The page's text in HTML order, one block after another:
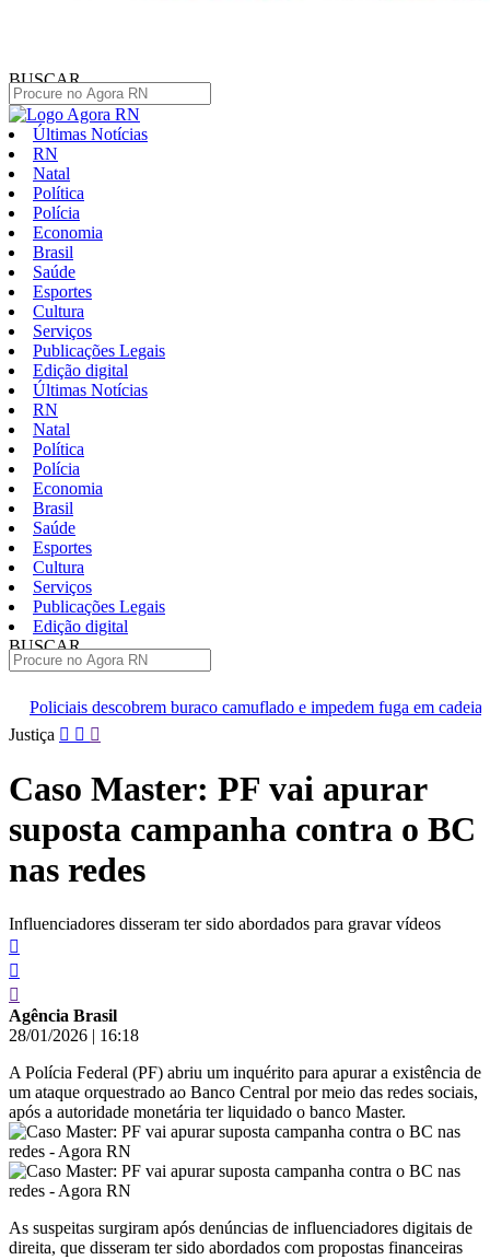
BUSCAR
Últimas Notícias
RN
Natal
Política
Polícia
Economia
Brasil
Saúde
Esportes
Cultura
Serviços
Publicações Legais
Edição digital
Últimas Notícias
RN
Natal
Política
Polícia
Economia
Brasil
Saúde
Esportes
Cultura
Serviços
Publicações Legais
Edição digital
BUSCAR
buraco camuflado e impedem fuga em cadeia de Ceará-Mirim
Pular
conteúdo
Justiça
Caso Master: PF vai apurar
suposta campanha contra o BC
nas redes
Influenciadores disseram ter sido abordados para gravar vídeos
Agência Brasil
28/01/2026 | 16:18
A Polícia Federal (PF) abriu um inquérito para apurar a existência de
um ataque orquestrado ao Banco Central por meio das redes sociais,
após a autoridade monetária ter liquidado o banco Master.
As suspeitas surgiram após denúncias de influenciadores digitais de
direita, que disseram ter sido abordados com propostas financeiras